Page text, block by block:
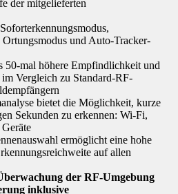
der mitgelieferten
und Auto-Tracker-
50-mal höhere Empfindlichkeit und
Vergleich zu Standard-RF-
bietet die Möglichkeit, kurze
Sekunden zu erkennen: Wi-Fi,
ermöglicht eine hohe
auf allen
der RF-Umgebung
inklusive